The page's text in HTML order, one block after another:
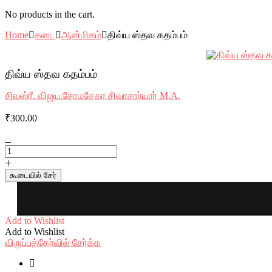
No products in the cart.
Home கடை ஆன்மிகம் திவ்ய ஸ்தவ கதம்பம்
திவ்ய ஸ்தவ கதம்பம்
சிவஸ்ரீ. விஜய.சோமசேகர சிவாசார்யார் M.A.
₹300.00
திவ்ய
ஸ்தவ
கதம்பம்
quantity
கூடையில் சேர்
Add to Wishlist
Add to Wishlist
விருப்பத்தேர்வில் சேர்க்க